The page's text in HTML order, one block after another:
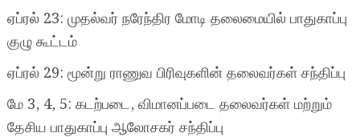
ஏப்ரல் 23: முதல்வர் நரேந்திர மோடி தலைமையில் பாதுகாப்பு
குழு கூட்டம்
ஏப்ரல் 29: மூன்று ராணுவ பிரிவுகளின் தலைவர்கள் சந்திப்பு
மே 3, 4, 5: கடற்படை, விமானப்படை தலைவர்கள் மற்றும்
தேசிய பாதுகாப்பு ஆலோசகர் சந்திப்பு